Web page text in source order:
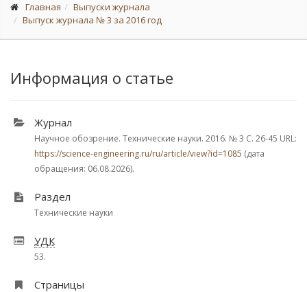
Главная
Выпуски журнала
Выпуск журнала № 3 за 2016 год
Информация о статье
Журнал
Научное обозрение. Технические науки. 2016. № 3 С. 26-45 URL:
https://science-engineering.ru/ru/article/view?id=1085 (дата
обращения: 06.08.2026).
Раздел
Технические науки
УДК
53.
Страницы